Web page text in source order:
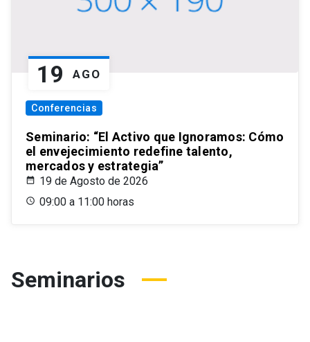
19 AGO
Conferencias
Seminario: “El Activo que Ignoramos: Cómo
el envejecimiento redefine talento,
mercados y estrategia”
19 de Agosto de 2026
09:00 a 11:00 horas
Seminarios